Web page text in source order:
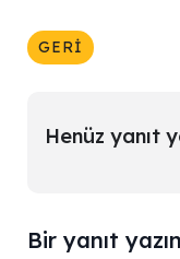
GERI
Henüz yanıt
Bir yanıt yazın